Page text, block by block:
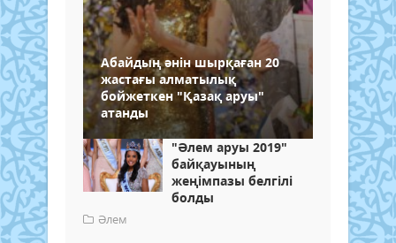
Абайдың әнін шырқаған 20
жастағы алматылық
бойжеткен "Қазақ аруы"
атанды
"Әлем аруы 2019"
байқауының
жеңімпазы белгілі
болды
Әлем